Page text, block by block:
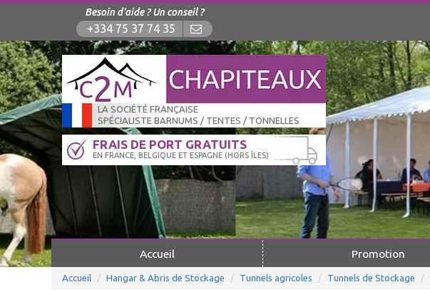
Besoin d'aide ? Un conseil ?
+334 75 37 74 35
LA SOCIÉTÉ FRANÇAISE
SPÉCIALISTE BARNUMS / TENTES / TONNELLES
FRAIS DE PORT GRATUITS
EN FRANCE, BELGIQUE ET ESPAGNE (HORS ÎLES)
Accueil Promotion
Accueil Hangar & Abris de Stockage Tunnels agricoles Tunnels de Stockage